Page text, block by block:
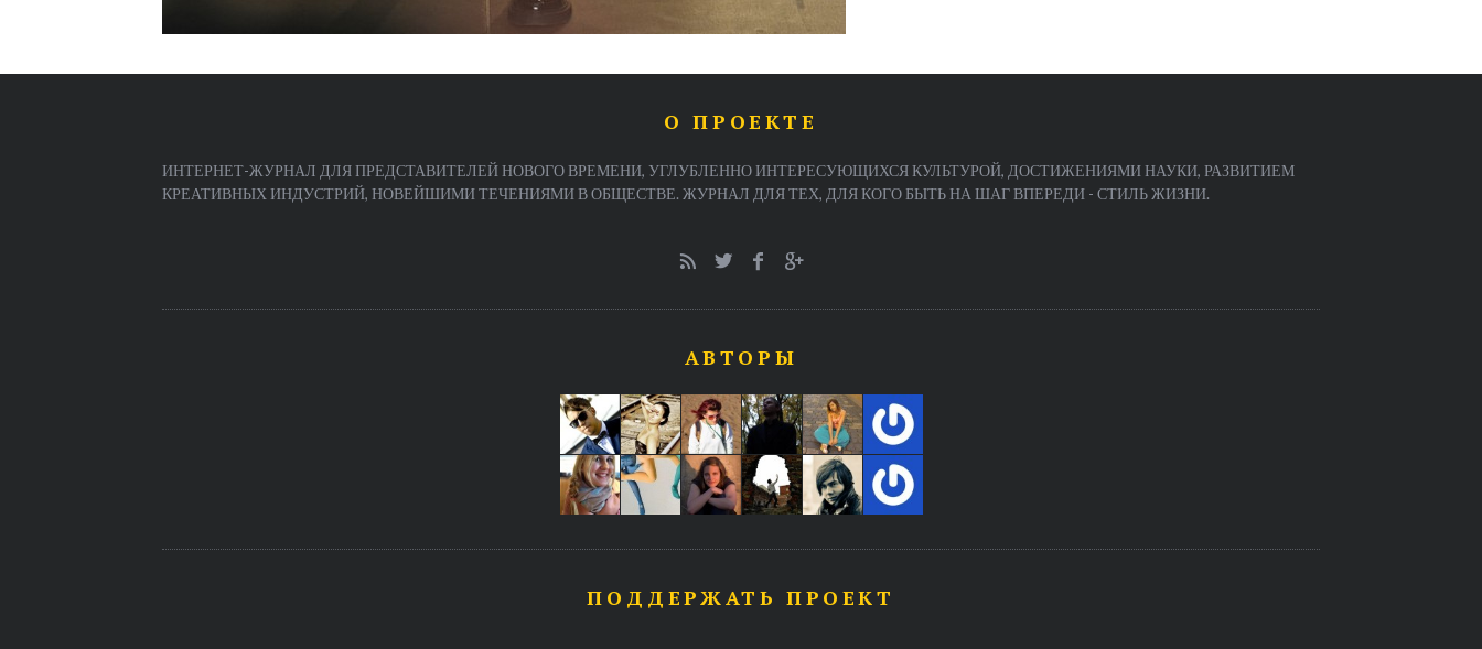
О ПРОЕКТЕ
ИНТЕРНЕТ-ЖУРНАЛ ДЛЯ ПРЕДСТАВИТЕЛЕЙ НОВОГО ВРЕМЕНИ, УГЛУБЛЕННО ИНТЕРЕСУЮЩИХСЯ КУЛЬТУРОЙ, ДОСТИЖЕНИЯМИ НАУКИ, РАЗВИТИЕМ
КРЕАТИВНЫХ ИНДУСТРИЙ, НОВЕЙШИМИ ТЕЧЕНИЯМИ В ОБЩЕСТВЕ. ЖУРНАЛ ДЛЯ ТЕХ, ДЛЯ КОГО БЫТЬ НА ШАГ ВПЕРЕДИ - СТИЛЬ ЖИЗНИ.
АВТОРЫ
ПОДДЕРЖАТЬ ПРОЕКТ